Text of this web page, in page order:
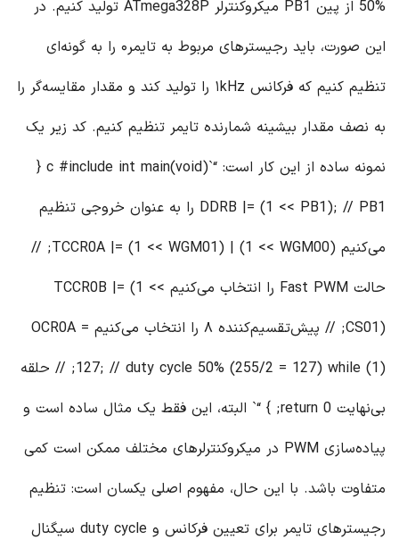
50% از پین PB1 میکروکنترلر ATmega328P تولید کنیم. در
این صورت، باید رجیسترهای مربوط به تایمر۰ را به گونه‌ای
تنظیم کنیم که فرکانس ۱kHz را تولید کند و مقدار مقایسه‌گر را
به نصف مقدار بیشینه شمارنده تایمر تنظیم کنیم. کد زیر یک
نمونه ساده از این کار است: “`c #include int main(void) {
DDRB |= (1 << PB1); // PB1 را به عنوان خروجی تنظیم
می‌کنیم TCCR0A |= (1 << WGM01) | (1 << WGM00); //
حالت Fast PWM را انتخاب می‌کنیم TCCR0B |= (1 <<
CS01); // پیش‌تقسیم‌کننده ۸ را انتخاب می‌کنیم OCR0A =
127; // duty cycle 50% (255/2 = 127) while (1); // حلقه
بی‌نهایت return 0; } “` البته، این فقط یک مثال ساده است و
پیاده‌سازی PWM در میکروکنترلرهای مختلف ممکن است کمی
متفاوت باشد. با این حال، مفهوم اصلی یکسان است: تنظیم
رجیسترهای تایمر برای تعیین فرکانس و duty cycle سیگنال